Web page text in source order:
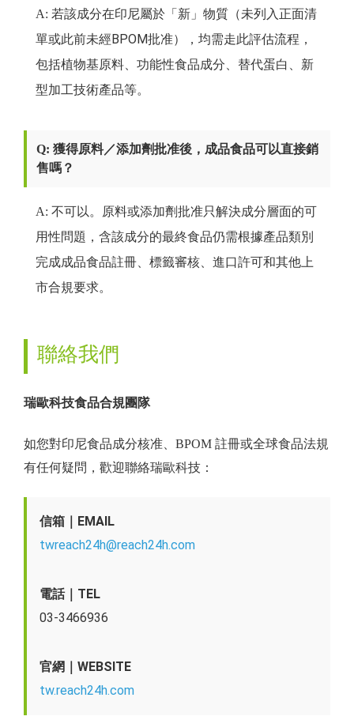
A: 若該成分在印尼屬於「新」物質（未列入正面清
單或此前未經BPOM批准），均需走此評估流程，
包括植物基原料、功能性食品成分、替代蛋白、新
型加工技術產品等。
Q: 獲得原料／添加劑批准後，成品食品可以直接銷
售嗎？
A: 不可以。原料或添加劑批准只解決成分層面的可
用性問題，含該成分的最終食品仍需根據產品類別
完成成品食品註冊、標籤審核、進口許可和其他上
市合規要求。
聯絡我們
瑞歐科技食品合規團隊
如您對印尼食品成分核准、BPOM 註冊或全球食品法規
有任何疑問，歡迎聯絡瑞歐科技：
信箱｜EMAIL
twreach24h@reach24h.com
電話｜TEL
03-3466936
官網｜WEBSITE
tw.reach24h.com